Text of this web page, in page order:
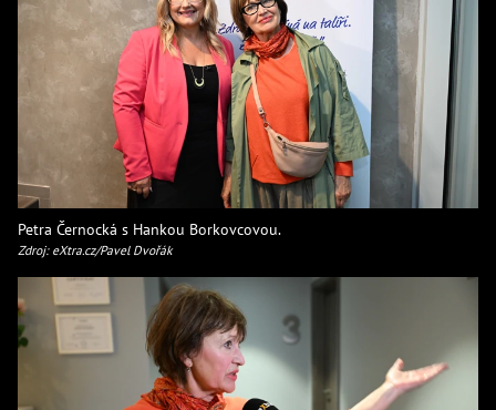
Petra Černocká s Hankou Borkovcovou.
Zdroj: eXtra.cz/Pavel Dvořák